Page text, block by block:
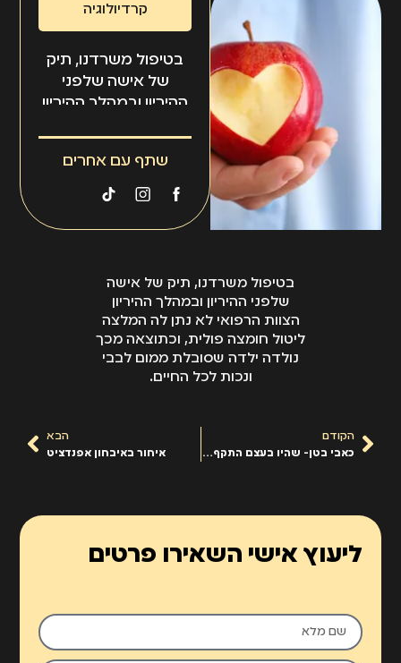
קרדיולוגיה
בטיפול משרדנו, תיק
של אישה שלפני
ההיריון ובמהלך ההיריון
חומצה פולית, וכתוצאה
מכך נולדה ילדה
ונכות לכל החיים.
שתף עם אחרים
בטיפול משרדנו, תיק של אישה
שלפני ההיריון ובמהלך ההיריון
הצוות הרפואי לא נתן לה המלצה
ליטול חומצה פולית, וכתוצאה מכך
נולדה ילדה שסובלת ממום לבבי
ונכות לכל החיים.
הקודם
כאבי בטן- שהיו בעצם התקף לב
הבא
איחור באיבחון אפנדציט
ליעוץ אישי השאירו פרטים